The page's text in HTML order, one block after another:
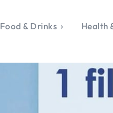
Travel & Culture
Food & Drinks Health